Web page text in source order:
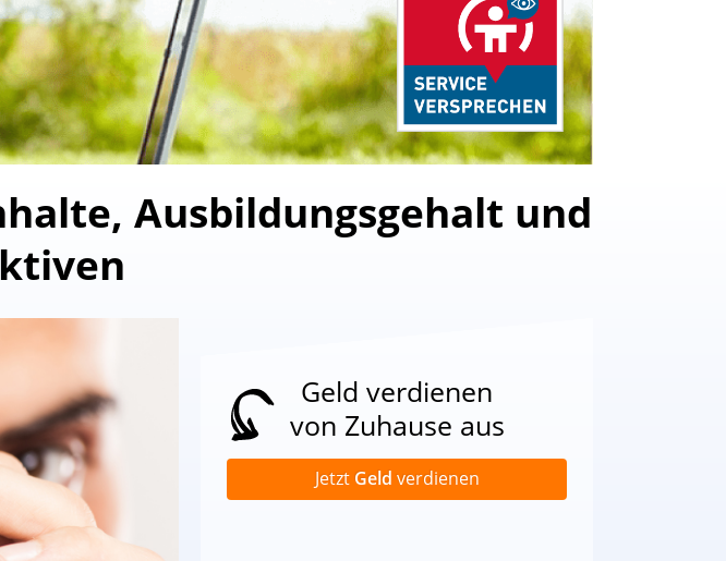
Ausbildungsgehalt und
Geld verdienen
von Zuhause aus
Jetzt Geld verdienen